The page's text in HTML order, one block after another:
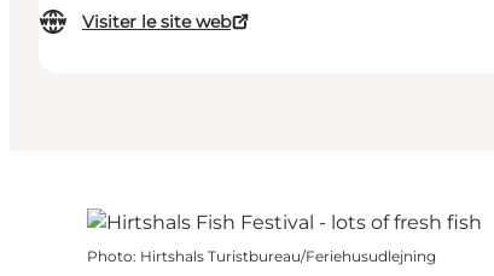
Visiter le site web
Photo: Hirtshals Turistbureau/Feriehusudlejning